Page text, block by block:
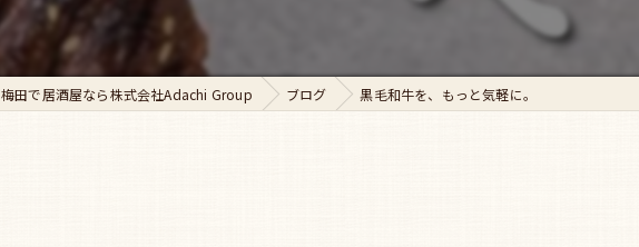
梅田で居酒屋なら株式会社Adachi Group ブログ 黒毛和牛を、もっと気軽に。